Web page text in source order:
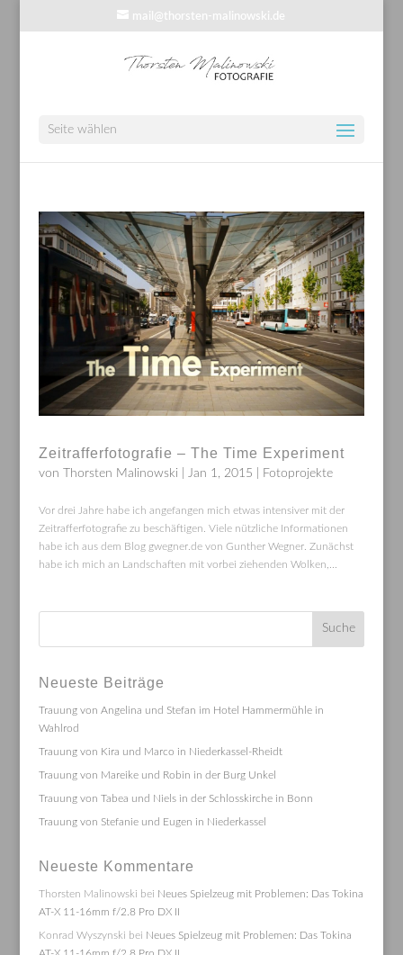
mail@thorsten-malinowski.de
Seite wählen
Zeitrafferfotografie – The Time Experiment
von Thorsten Malinowski Jan 1, 2015 Fotoprojekte
Vor drei Jahre habe ich angefangen mich etwas intensiver mit der
Zeitrafferfotografie zu beschäftigen. Viele nützliche Informationen
habe ich aus dem Blog gwegner.de von Gunther Wegner. Zunächst
habe ich mich an Landschaften mit vorbei ziehenden Wolken,...
Neueste Beiträge
Trauung von Angelina und Stefan im Hotel Hammermühle in
Wahlrod
Trauung von Kira und Marco in Niederkassel-Rheidt
Trauung von Mareike und Robin in der Burg Unkel
Trauung von Tabea und Niels in der Schlosskirche in Bonn
Trauung von Stefanie und Eugen in Niederkassel
Neueste Kommentare
Thorsten Malinowski bei Neues Spielzeug mit Problemen: Das Tokina
AT-X 11-16mm f/2.8 Pro DX II
Konrad Wyszynski bei Neues Spielzeug mit Problemen: Das Tokina